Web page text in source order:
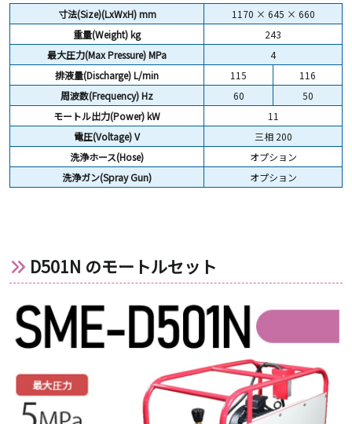
寸法(Size)(LxWxH) mm
1170 × 645 × 660
重量(Weight)kg
243
最大圧力(Max Pressure) MPa
4
排液量(Discharge) L/min
115
116
周波数(Frequency) Hz
60
50
モートル出力(Power) kW
11
電圧(Voltage) V
三相 200
洗浄ホース(Hose)
オプション
洗浄ガン(Spray Gun)
オプション
D501N のモートルセット